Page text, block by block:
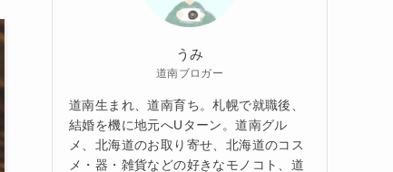
うみ
道南ブロガー
道南生まれ、道南育ち。札幌で就職後、
結婚を機に地元へUターン。道南グル
メ、北海道のお取り寄せ、北海道のコス
メ・器・雑貨などの好きなモノコト、道